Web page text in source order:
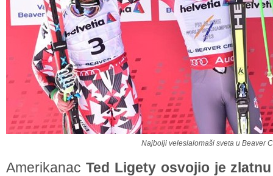
Najbolji veleslalomaši sveta u Beaver
Amerikanac Ted Ligety osvojio je